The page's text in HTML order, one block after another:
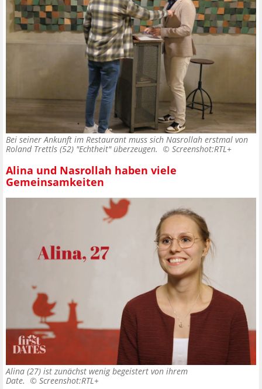
Bei seiner Ankunft im Restaurant muss sich Nasrollah erstmal von
Roland Trettls (52) "Echtheit" überzeugen. © Screenshot:RTL+
Alina und Nasrollah haben viele
Gemeinsamkeiten
Alina (27) ist zunächst wenig begeistert von ihrem
Date. © Screenshot:RTL+